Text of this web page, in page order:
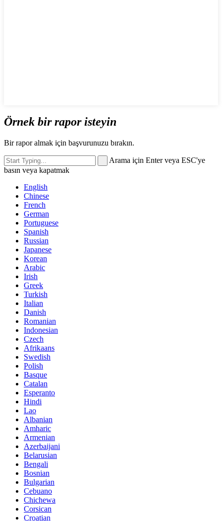
Örnek bir rapor isteyin
Bir rapor almak için başvurunuzu bırakın.
Arama için Enter veya ESC'ye
basın veya kapatmak
English
Chinese
French
German
Portuguese
Spanish
Russian
Japanese
Korean
Arabic
Irish
Greek
Turkish
Italian
Danish
Romanian
Indonesian
Czech
Afrikaans
Swedish
Polish
Basque
Catalan
Esperanto
Hindi
Lao
Albanian
Amharic
Armenian
Azerbaijani
Belarusian
Bengali
Bosnian
Bulgarian
Cebuano
Chichewa
Corsican
Croatian